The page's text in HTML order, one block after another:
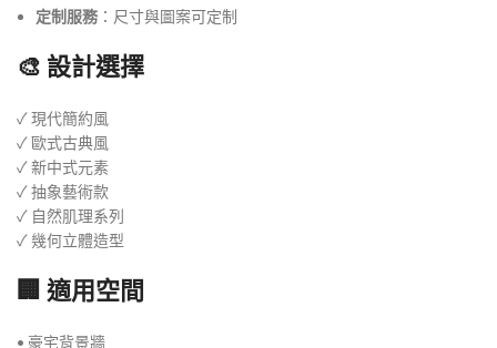
定制服務 ：尺寸與圖案可定制
🎨 設計選擇
✓ 現代簡約風
✓ 歐式古典風
✓ 新中式元素
✓ 抽象藝術款
✓ 自然肌理系列
✓ 幾何立體造型
🏢 適用空間
• 豪宅背景牆